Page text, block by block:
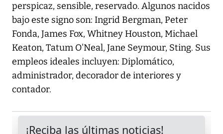
perspicaz, sensible, reservado. Algunos nacidos
bajo este signo son: Ingrid Bergman, Peter
Fonda, James Fox, Whitney Houston, Michael
Keaton, Tatum O'Neal, Jane Seymour, Sting. Sus
empleos ideales incluyen: Diplomático,
administrador, decorador de interiores y
contador.